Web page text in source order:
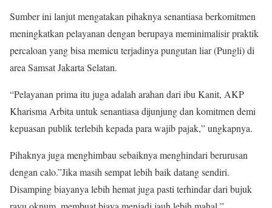
Sumber ini lanjut mengatakan pihaknya senantiasa berkomitmen
meningkatkan pelayanan dengan berupaya meminimalisir praktik
percaloan yang bisa memicu terjadinya pungutan liar (Pungli) di
area Samsat Jakarta Selatan.
“Pelayanan prima itu juga adalah arahan dari ibu Kanit, AKP
Kharisma Arbita untuk senantiasa dijunjung dan komitmen demi
kepuasan publik terlebih kepada para wajib pajak,” ungkapnya.
Pihaknya juga menghimbau sebaiknya menghindari berurusan
dengan calo.”Jika masih sempat lebih baik datang sendiri.
Disamping biayanya lebih hemat juga pasti terhindar dari bujuk